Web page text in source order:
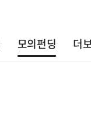
모의펀딩 더